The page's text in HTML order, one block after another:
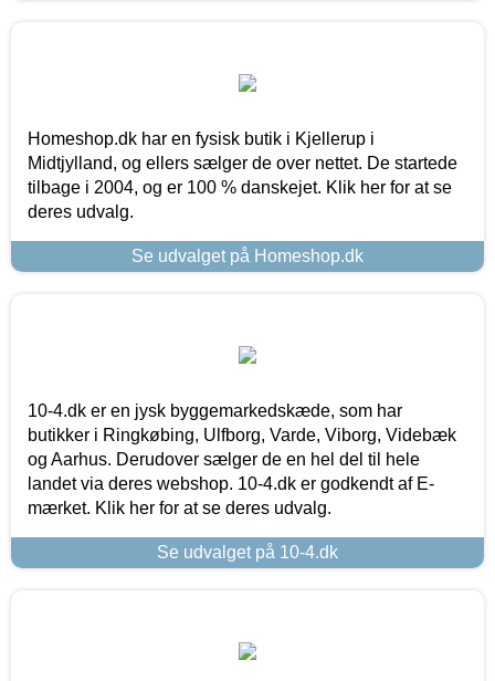
Homeshop.dk har en fysisk butik i Kjellerup i
Midtjylland, og ellers sælger de over nettet. De startede
tilbage i 2004, og er 100 % danskejet. Klik her for at se
deres udvalg.
Se udvalget på Homeshop.dk
10-4.dk er en jysk byggemarkedskæde, som har
butikker i Ringkøbing, Ulfborg, Varde, Viborg, Videbæk
og Aarhus. Derudover sælger de en hel del til hele
landet via deres webshop. 10-4.dk er godkendt af E-
mærket. Klik her for at se deres udvalg.
Se udvalget på 10-4.dk